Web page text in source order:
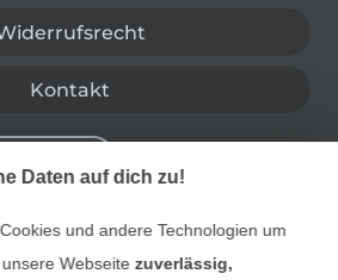
Kontakt
mehr Inspiration
Daten auf dich zu!
und andere Technologien um
Webseite zuverlässig,